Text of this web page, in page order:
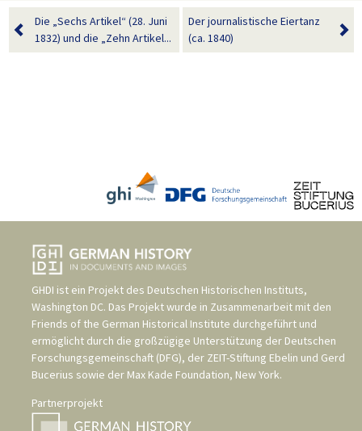
Die „Sechs Artikel“ (28. Juni
1832) und die „Zehn Artikel...
Der journalistische Eiertanz
(ca. 1840)
GHDI ist ein Projekt des Deutschen Historischen Instituts,
Washington DC. Das Projekt wurde in Zusammenarbeit mit den
Friends of the German Historical Institute durchgeführt und
ermöglicht durch die großzügige Unterstützung der Deutschen
Forschungsgemeinschaft (DFG), der ZEIT-Stiftung Ebelin und Gerd
Bucerius sowie der Max Kade Foundation, New York.
Partnerprojekt